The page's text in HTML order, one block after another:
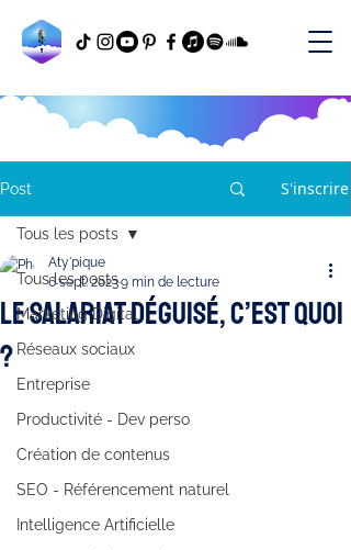
Post S'inscrire
Tous les posts
Marketing Digital
Réseaux sociaux
Entreprise
Productivité - Dev perso
Création de contenus
SEO - Référencement naturel
Intelligence Artificielle
Tous les posts
Le salariat déguisé, c’est quoi
?
Aty'pique
6 sept. 20239 min de lecture